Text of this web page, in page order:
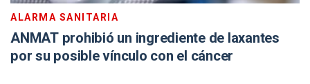
ALARMA SANITARIA
ANMAT prohibió un ingrediente de laxantes
por su posible vínculo con el cáncer